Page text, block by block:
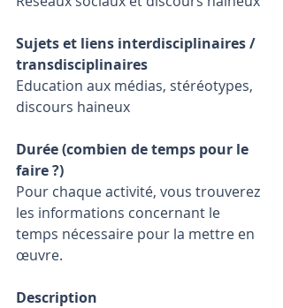
Sujets et liens interdisciplinaires /
transdisciplinaires
Education aux médias, stéréotypes,
discours haineux
Durée (combien de temps pour le
faire ?)
Pour chaque activité, vous trouverez
les informations concernant le
temps nécessaire pour la mettre en
œuvre.
Description